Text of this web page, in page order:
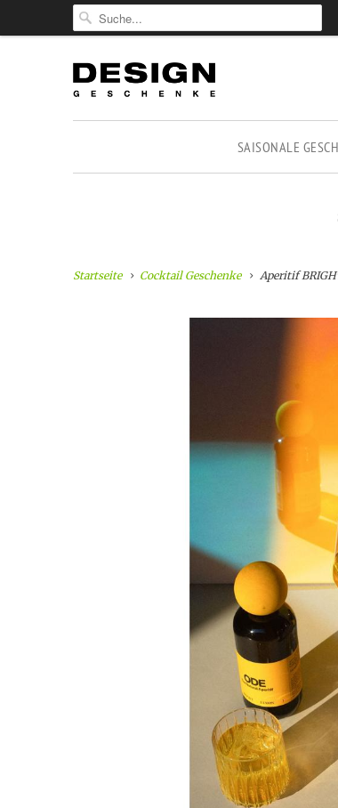
SAISONALE
Startseite Cocktail Geschenke Aperitif